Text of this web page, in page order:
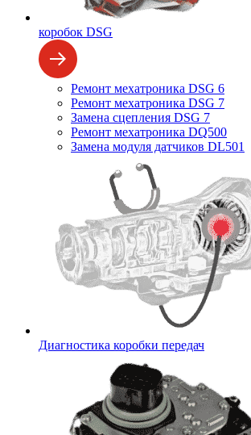
коробок DSG
Ремонт мехатроника DSG 6
Ремонт мехатроника DSG 7
Замена сцепления DSG 7
Ремонт мехатроника DQ500
Замена модуля датчиков DL501
Диагностика коробки передач